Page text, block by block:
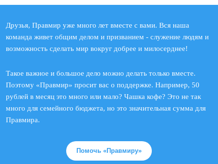
Друзья, Правмир уже много лет вместе с вами. Вся наша
команда живет общим делом и призванием - служение людям и
возможность сделать мир вокруг добрее и милосерднее!
Такое важное и большое дело можно делать только вместе.
Поэтому «Правмир» просит вас о поддержке. Например, 50
рублей в месяц это много или мало? Чашка кофе? Это не так
много для семейного бюджета, но это значительная сумма для
Правмира.
Помочь «Правмиру»